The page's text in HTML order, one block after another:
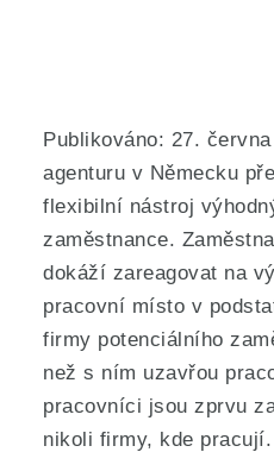
Publikováno: 27.
agenturu v Německu
flexibilní nástroj
zaměstnance.
dokáží zareagovat na
pracovní místo v
firmy potenciálního
než s ním uzavřou
pracovníci jsou zprvu
nikoli firmy, kde pracují.